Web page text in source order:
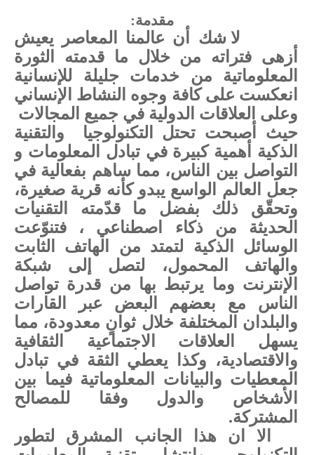
مقدمة:
لا شك أن عالمنا المعاصر يعيش
أزهى فتراته من خلال ما قدمته الثورة
المعلوماتية من خدمات جليلة للإنسانية
انعكست على كافة وجوه النشاط الإنساني
وعلى العلاقات الدولية في جميع المجالات
حيث أصبحت تحتل التكنولوجيا
والتقنية
الذكية أهمية كبيرة في تبادل المعلومات و
التواصل بين الناس، مما ساهم بفعالية في
جعل العالم الواسع يبدو كأنه قرية صغيرة،
وتحقّق ذلك بفضل ما قدّمته التقنيات
الحديثة من ذكاء اصطناعي ، فتنوّعت
الوسائل الذكية لتمتد من الهاتف الثابت
والهاتف المحمول، لتصل إلى شبكة
الإنترنت وما يرتبط بها من قدرة تواصل
الناس مع بعضهم البعض عبر القارات
والبلدان المختلفة خلال ثوانٍ معدودة، مما
يسهل العلاقات الاجتماعية الثقافية
والاقتصادية، وكذا يعطي الثقة في تبادل
المعطيات والبيانات المعلوماتية فيما بين
الأشخاص والدول وفقا للمصالح
المشتركة.
الا ان هذا الجانب المشرق لتطور